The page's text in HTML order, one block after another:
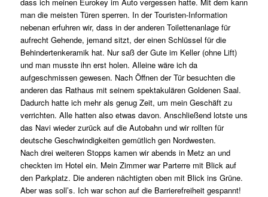
dass ich meinen Eurokey im Auto vergessen hatte. Mit dem kann
man die meisten Türen sperren. In der Touristen-Information
nebenan erfuhren wir, dass in der anderen Toilettenanlage für
aufrecht Gehende, jemand sitzt, der einen Schlüssel für die
Behindertenkeramik hat. Nur saß der Gute im Keller (ohne Lift)
und man musste ihn erst holen. Alleine wäre ich da
aufgeschmissen gewesen. Nach Öffnen der Tür besuchten die
anderen das Rathaus mit seinem spektakulären Goldenen Saal.
Dadurch hatte ich mehr als genug Zeit, um mein Geschäft zu
verrichten. Alle hatten also etwas davon. Anschließend lotste uns
das Navi wieder zurück auf die Autobahn und wir rollten für
deutsche Geschwindigkeiten gemütlich gen Nordwesten.
Nach drei weiteren Stopps kamen wir abends in Metz an und
checkten im Hotel ein. Mein Zimmer war Parterre mit Blick auf
den Parkplatz. Die anderen nächtigten oben mit Blick ins Grüne.
Aber was soll’s. Ich war schon auf die Barrierefreiheit gespannt!